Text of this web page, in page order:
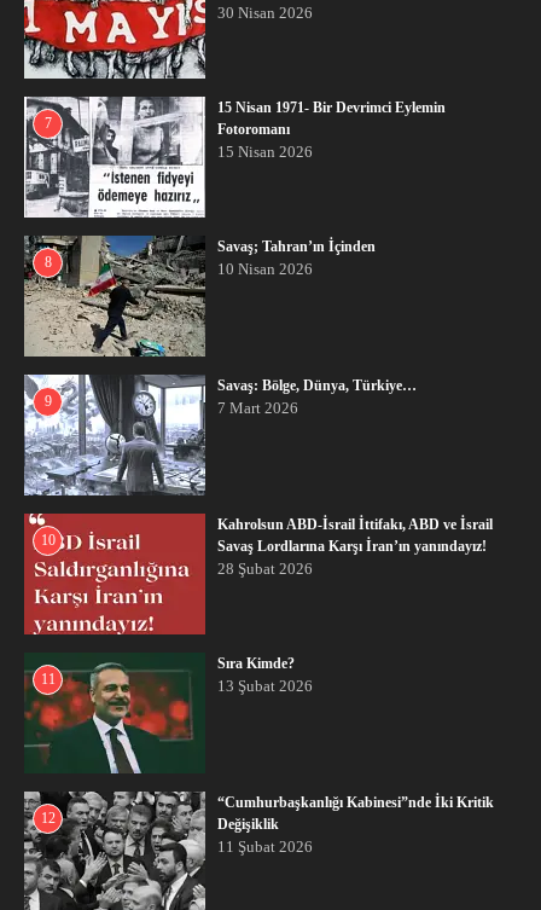
30 Nisan 2026
7
15 Nisan 1971- Bir Devrimci Eylemin
Fotoromanı
15 Nisan 2026
8
Savaş; Tahran’ın İçinden
10 Nisan 2026
9
Savaş: Bölge, Dünya, Türkiye…
7 Mart 2026
10
Kahrolsun ABD-İsrail İttifakı, ABD ve İsrail
Savaş Lordlarına Karşı İran’ın yanındayız!
28 Şubat 2026
11
Sıra Kimde?
13 Şubat 2026
12
“Cumhurbaşkanlığı Kabinesi”nde İki Kritik
Değişiklik
11 Şubat 2026